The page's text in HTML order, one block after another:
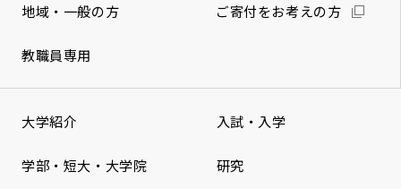
地域・一般の方 ご寄付をお考えの方
教職員専用
大学紹介 入試・入学
学部・短大・大学院 研究